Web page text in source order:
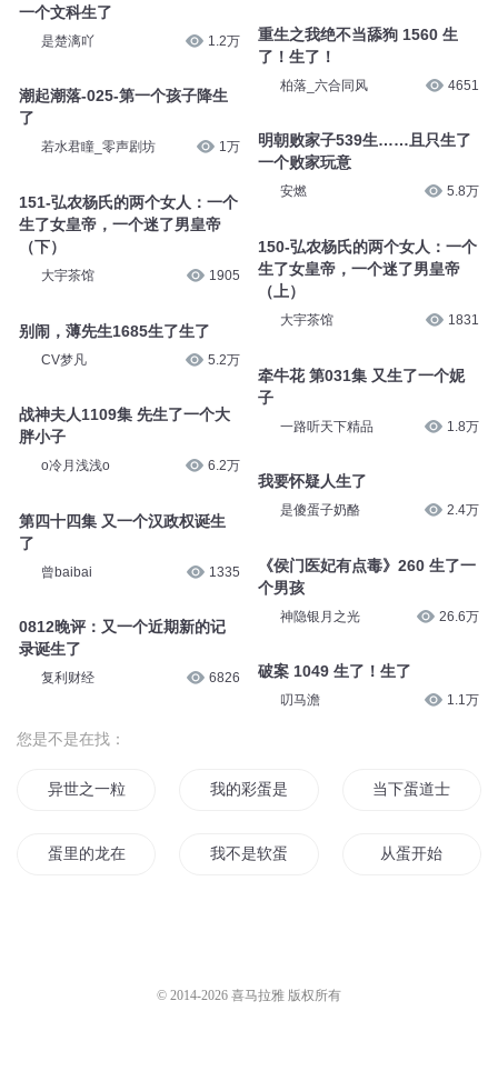
一个文科生了
是楚漓吖 1.2万
潮起潮落-025-第一个孩子降生
了
若水君瞳_零声剧坊 1万
151-弘农杨氏的两个女人：一个
生了女皇帝，一个迷了男皇帝
（下）
大宇茶馆 1905
别闹，薄先生1685生了生了
CV梦凡 5.2万
战神夫人1109集 先生了一个大
胖小子
o冷月浅浅o 6.2万
第四十四集 又一个汉政权诞生
了
曾baibai 1335
0812晚评：又一个近期新的记
录诞生了
复利财经 6826
重生之我绝不当舔狗 1560 生
了！生了！
柏落_六合同风 4651
明朝败家子539生……且只生了
一个败家玩意
安燃 5.8万
150-弘农杨氏的两个女人：一个
生了女皇帝，一个迷了男皇帝
（上）
大宇茶馆 1831
牵牛花 第031集 又生了一个妮
子
一路听天下精品 1.8万
我要怀疑人生了
是傻蛋子奶酪 2.4万
《侯门医妃有点毒》260 生了一
个男孩
神隐银月之光 26.6万
破案 1049 生了！生了
叨马澹 1.1万
您是不是在找：
异世之一粒蛋 我的彩蛋是美男 当下蛋道士的那
蛋里的龙在叫我 我不是软蛋 从蛋开始
© 2014-2026 喜马拉雅 版权所有